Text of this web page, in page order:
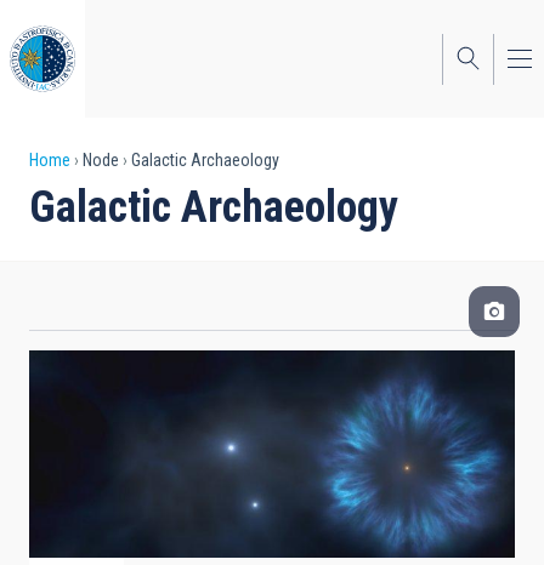
to
main
content
Breadcrumb
Home Node Galactic Archaeology
Galactic Archaeology